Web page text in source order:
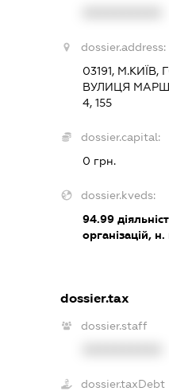
dossier.address:
03191, М.КИЇВ,
ВУЛИЦЯ
4, 155
dossier.capital:
0 грн.
dossier.kveds:
94.99
організацій, н.
dossier.tax
dossier.staff
dossier.taxDebt